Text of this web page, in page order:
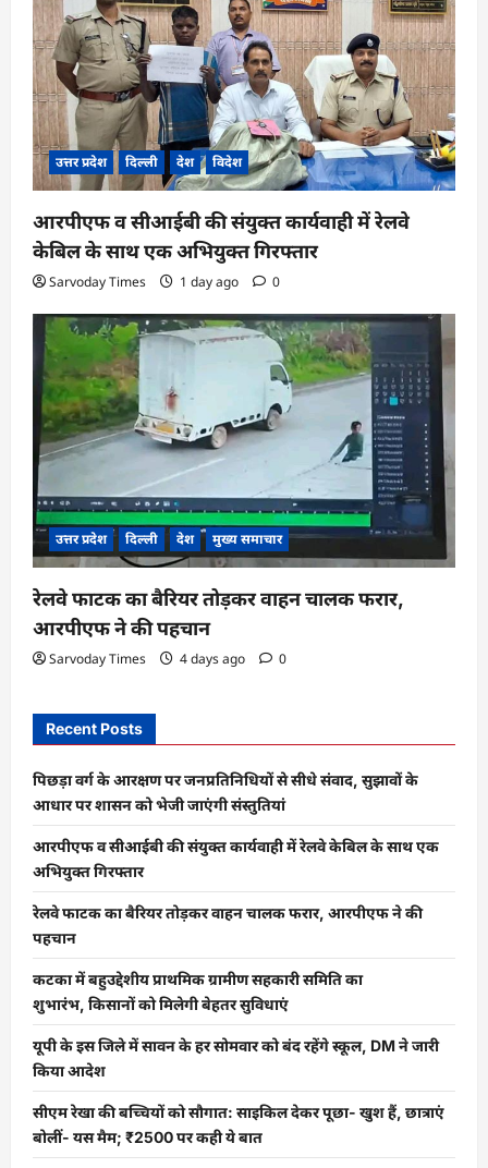
उत्तर प्रदेश दिल्ली देश विदेश
आरपीएफ व सीआईबी की संयुक्त कार्यवाही में रेलवे
केबिल के साथ एक अभियुक्त गिरफ्तार
Sarvoday Times 1 day ago 0
उत्तर प्रदेश दिल्ली देश मुख्य समाचार
रेलवे फाटक का बैरियर तोड़कर वाहन चालक फरार,
आरपीएफ ने की पहचान
Sarvoday Times 4 days ago 0
Recent Posts
पिछड़ा वर्ग के आरक्षण पर जनप्रतिनिधियों से सीधे संवाद, सुझावों के
आधार पर शासन को भेजी जाएंगी संस्तुतियां
आरपीएफ व सीआईबी की संयुक्त कार्यवाही में रेलवे केबिल के साथ एक
अभियुक्त गिरफ्तार
रेलवे फाटक का बैरियर तोड़कर वाहन चालक फरार, आरपीएफ ने की
पहचान
कटका में बहुउद्देशीय प्राथमिक ग्रामीण सहकारी समिति का
शुभारंभ, किसानों को मिलेगी बेहतर सुविधाएं
यूपी के इस जिले में सावन के हर सोमवार को बंद रहेंगे स्कूल, DM ने जारी
किया आदेश
सीएम रेखा की बच्चियों को सौगात: साइकिल देकर पूछा- खुश हैं, छात्राएं
बोलीं- यस मैम; ₹2500 पर कही ये बात